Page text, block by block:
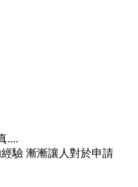
....
驗 漸漸讓人對於申請